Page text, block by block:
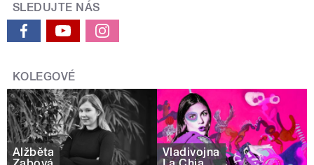
SLEDUJTE NÁS
KOLEGOVÉ
Alžběta
Vladivojna